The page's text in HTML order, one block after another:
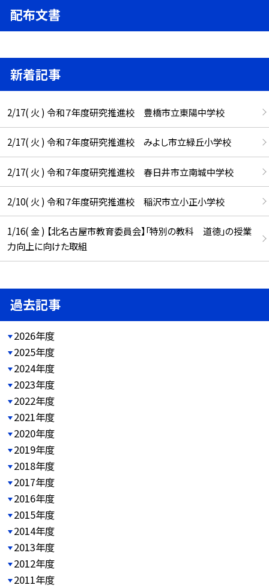
配布文書
新着記事
2/17( 火 ) 令和７年度研究推進校 豊橋市立東陽中学校
2/17( 火 ) 令和７年度研究推進校 みよし市立緑丘小学校
2/17( 火 ) 令和７年度研究推進校 春日井市立南城中学校
2/10( 火 ) 令和７年度研究推進校 稲沢市立小正小学校
1/16( 金 ) 【北名古屋市教育委員会】「特別の教科 道徳」の授業
力向上に向けた取組
過去記事
2026年度
2025年度
2024年度
2023年度
2022年度
2021年度
2020年度
2019年度
2018年度
2017年度
2016年度
2015年度
2014年度
2013年度
2012年度
2011年度